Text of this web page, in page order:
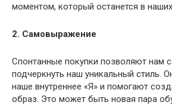
моментом, который останется в
2. Самовыражение
Спонтанные покупки позволяют нам
подчеркнуть наш уникальный стиль.
наше внутреннее «Я» и помогают
образ. Это может быть новая пара